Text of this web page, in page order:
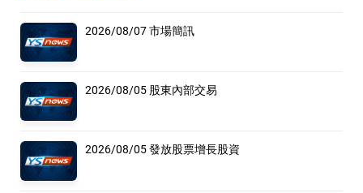
2026/08/07 市場簡訊
2026/08/05 股東內部交易
2026/08/05 發放股票增長股資